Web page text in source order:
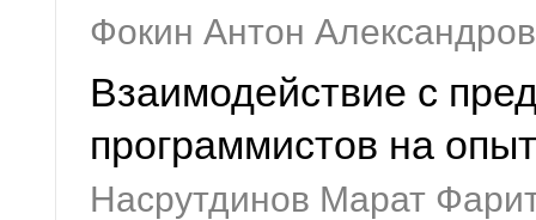
Фокин Антон
Взаимодействие с
программистов на
Насрутдинов Марат